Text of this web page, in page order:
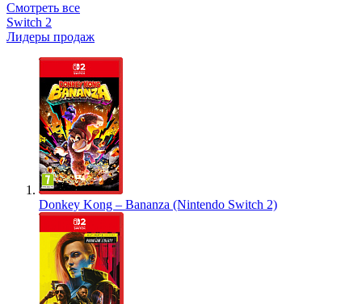
Смотреть все
Switch 2
Лидеры продаж
Donkey Kong – Bananza (Nintendo Switch 2)